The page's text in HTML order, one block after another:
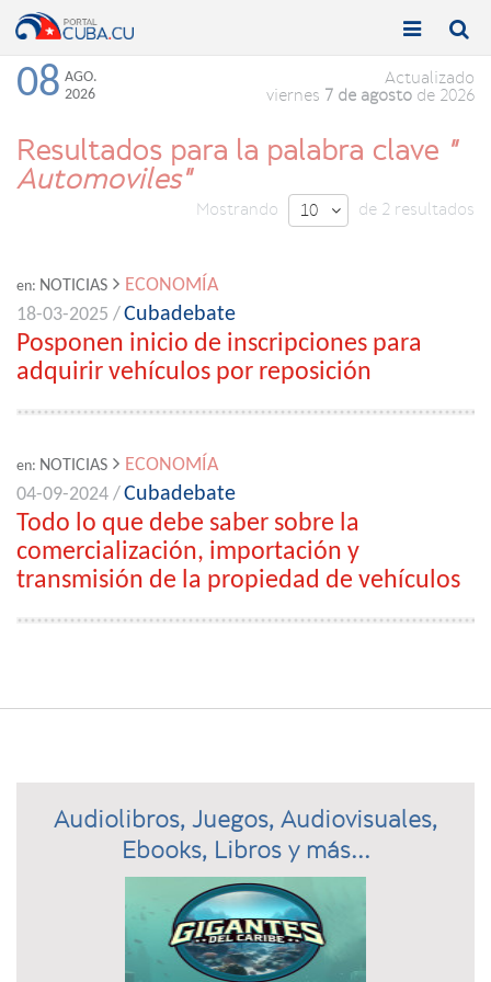
Toggle

Toggle

08 AGO.
2026
Actualizado
viernes 7 de agosto de 2026
Resultados para la palabra clave "
Automoviles"
Mostrando 10  de 2 resultados
en: NOTICIAS
ECONOMÍA
18-03-2025 /Cubadebate
Posponen inicio de inscripciones para
adquirir vehículos por reposición
en: NOTICIAS
ECONOMÍA
04-09-2024 /Cubadebate
Todo lo que debe saber sobre la
comercialización, importación y
transmisión de la propiedad de vehículos
Audiolibros, Juegos, Audiovisuales,
Ebooks, Libros y más...